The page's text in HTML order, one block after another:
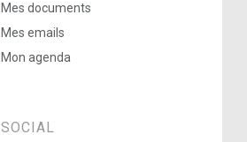
Mes documents
Mes emails
Mon agenda
SOCIAL